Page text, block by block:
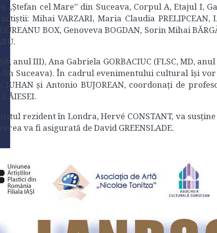
„Ștefan cel Mare” din Suceava, Corpul A, Etajul I,
artiștii: Mihai VARZARI, Maria Claudia
BOX, Genoveva BOGDAN, Sorin Mihai
anul III), Ana Gabriela GORBACIUC (FLSC, MD,
din Suceava). În cadrul evenimentului cultural își
și Antonio BUJOREAN, coordonați de
rezident în Londra, Hervé CONSTANT, va
va fi asigurată de David GREENSLADE.